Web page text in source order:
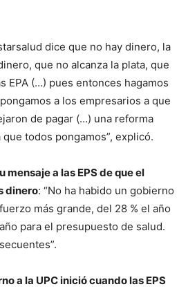
dice que no hay dinero, la
que no alcanza la plata, que
EPA (…) pues entonces hagamos
a los empresarios a que
de pagar (…) una reforma
todos pongamos”, explicó.
a las EPS de que el
dinero: “No ha habido un gobierno
más grande, del 28 % el año
para el presupuesto de salud.
a la UPC inició cuando las EPS